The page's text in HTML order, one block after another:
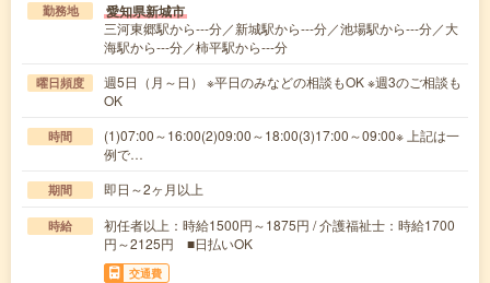
勤務地 愛知県新城市
三河東郷駅から---分／新城駅から---分／池場駅から---分／大
海駅から---分／柿平駅から---分
曜日頻度
週5日（月～日） ※平日のみなどの相談もOK ※週3のご相談も
OK
時間
(1)07:00～16:00(2)09:00～18:00(3)17:00～09:00※ 上記は一
例で…
期間 即日～2ヶ月以上
時給
初任者以上：時給1500円～1875円 / 介護福祉士：時給1700
円～2125円 ■日払いOK
交通費